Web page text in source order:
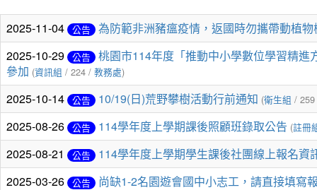
2025-11-04 公告
為防範非洲豬瘟疫情，返國時勿攜帶動植
2025-10-29 公告
桃園市114年度「推動中小學數位學習精
參加 (資訊組 / 224 / 教務處)
2025-10-14 公告 10/19(日)荒野攀樹活動行前通知 (衛生組 /
2025-08-26 公告 114學年度上學期課後照顧班錄取公告 (註冊
2025-08-21 公告
114學年度上學期學生課後社團線上報名資
2025-03-26 公告
尚缺1-2名園遊會國中小志工，請直接填寫